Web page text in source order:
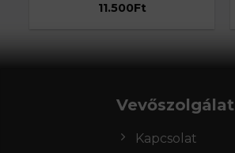
11.500Ft
Vevőszolgálat
Kapcsolat